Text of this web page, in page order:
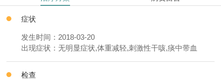
症状
发生时间：2018-03-20
出现症状：无明显症状,体重减轻,刺激性干咳,痰中带血
检查